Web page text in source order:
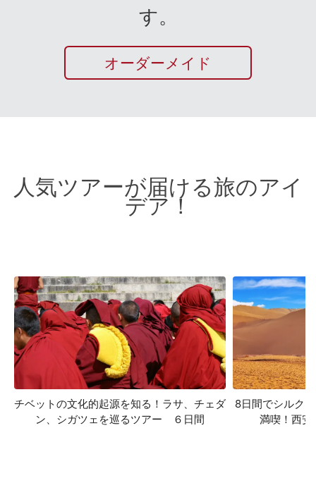
す。
オーダーメイド
人気ツアーが届ける旅のアイ
デア！
チベットの文化的起源を知る！ラサ、チェダ
ン、シガツェを巡るツアー ６日間
8日間でシルク
満喫！西安